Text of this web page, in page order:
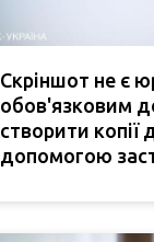
Скріншот не є
обов'язковим
створити копії
допомогою